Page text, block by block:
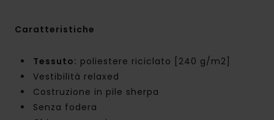
Caratteristiche
Tessuto: poliestere riciclato [240 g/m2]
Vestibilità relaxed
Costruzione in pile sherpa
Senza fodera